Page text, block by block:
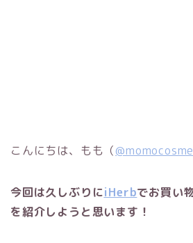
こんにちは、もも（
今回は久しぶりにiHerbでお買い
を紹介しようと思います！